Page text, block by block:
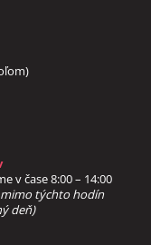
v čase 8:00 – 14:00
mimo týchto hodín
deň)